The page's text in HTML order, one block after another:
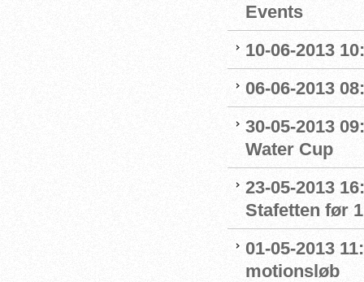
Events
10-06-2013
06-06-2013
30-05-2013
Water Cup
23-05-2013
Stafetten før
01-05-2013
motionsløb